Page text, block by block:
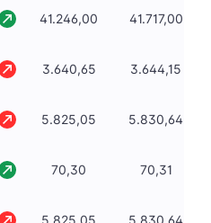
41.246,00 41.717,00
3.640,65 3.644,15
5.825,05 5.830,64
70,30 70,31
5.825,05 5.830,64